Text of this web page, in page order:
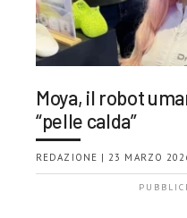
Moya, il robot
“pelle calda”
REDAZIONE | 23 MARZO